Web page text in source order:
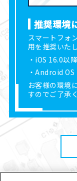
推奨環境
スマートフォ
用を推奨いたし
・iOS 16.0以
・Android
お客様の環境
すのでご了承